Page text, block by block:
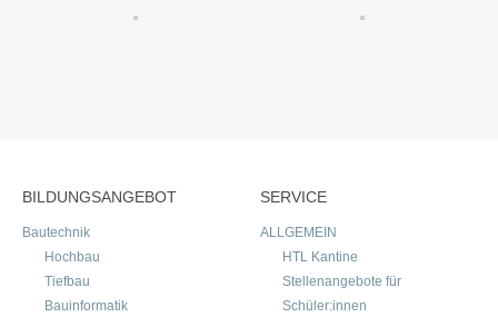
BILDUNGSANGEBOT
Bautechnik
Hochbau
Tiefbau
Bauinformatik
SERVICE
ALLGEMEIN
HTL Kantine
Stellenangebote für
Schüler:innen